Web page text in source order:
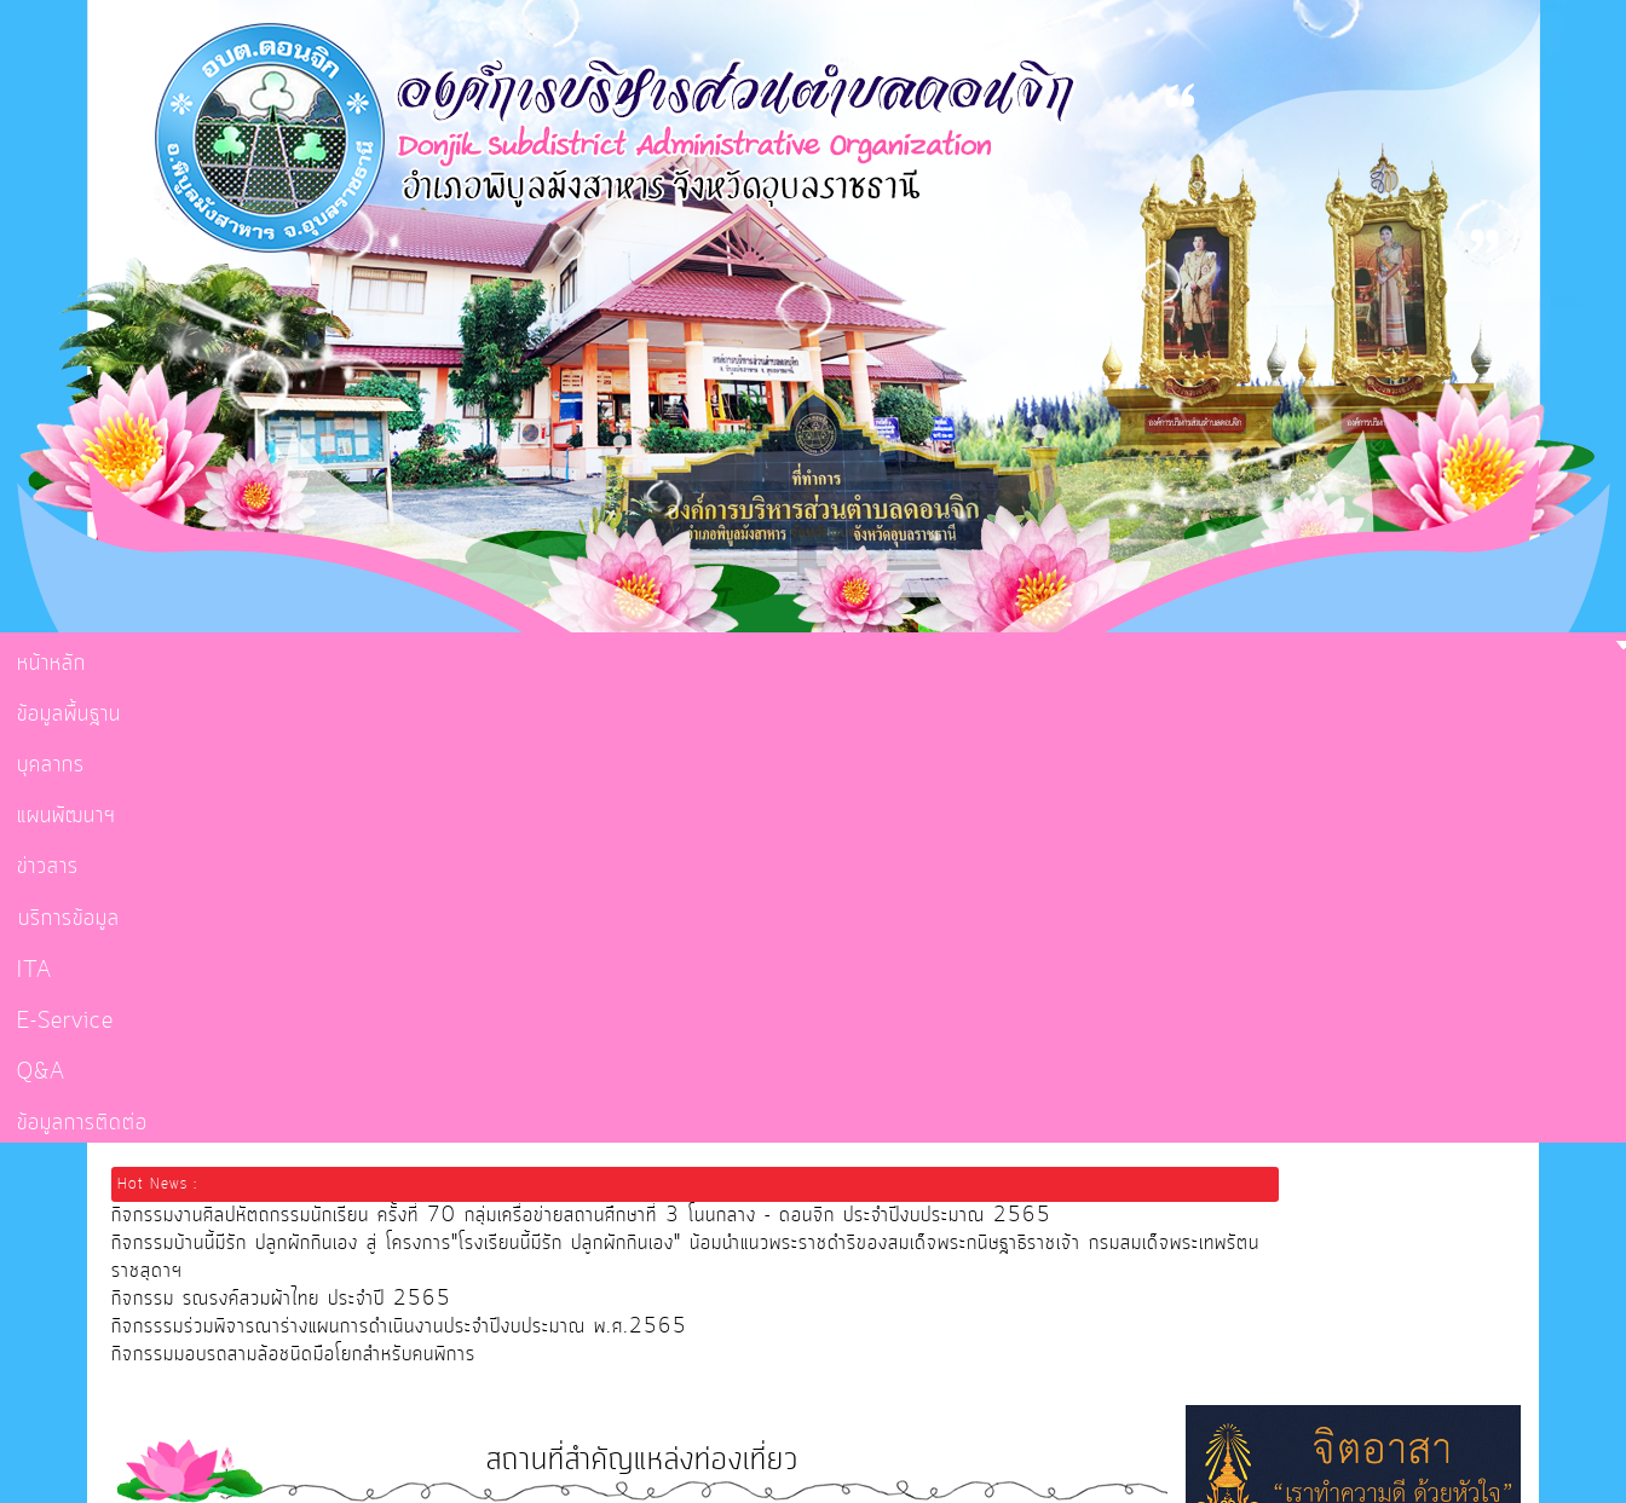
หน้าหลัก
ข้อมูลพื้นฐาน
บุคลากร
แผนพัฒนาฯ
ข่าวสาร
บริการข้อมูล
ITA
E-Service
Q&A
ข้อมูลการติดต่อ
Hot News :
กิจกรรมงานศิลปหัตถกรรมนักเรียน ครั้งที่ 70 กลุ่มเครื่อข่ายสถานศึกษาที่ 3 โนนกลาง - ดอนจิก ประจำปีงบประมาณ 2565
กิจกรรมบ้านนี้มีรัก ปลูกผักกินเอง สู่ โครงการ"โรงเรียนนี้มีรัก ปลูกผักกินเอง" น้อมนำแนวพระราชดำริของสมเด็จพระกนิษฐาธิราชเจ้า กรมสมเด็จพระเทพรัตน
ราชสุดาฯ
กิจกรรม รณรงค์สวมผ้าไทย ประจำปี 2565
กิจกรรรมร่วมพิจารณาร่างแผนการดำเนินงานประจำปีงบประมาณ พ.ศ.2565
กิจกรรมมอบรถสามล้อชนิดมือโยกสำหรับคนพิการ
สถานที่สำคัญแหล่งท่องเที่ยว